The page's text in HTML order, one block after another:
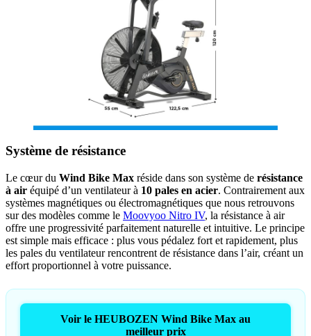
Système de résistance
Le cœur du Wind Bike Max réside dans son système de résistance
à air équipé d’un ventilateur à 10 pales en acier. Contrairement aux
systèmes magnétiques ou électromagnétiques que nous retrouvons
sur des modèles comme le Moovyoo Nitro IV, la résistance à air
offre une progressivité parfaitement naturelle et intuitive. Le principe
est simple mais efficace : plus vous pédalez fort et rapidement, plus
les pales du ventilateur rencontrent de résistance dans l’air, créant un
effort proportionnel à votre puissance.
Voir le HEUBOZEN Wind Bike Max au
meilleur prix